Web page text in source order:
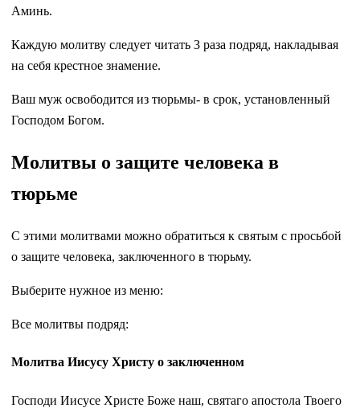
Аминь.
Каждую молитву следует читать 3 раза подряд, накладывая
на себя крестное знамение.
Ваш муж освободится из тюрьмы- в срок, установленный
Господом Богом.
Молитвы о защите человека в
тюрьме
С этими молитвами можно обратиться к святым с просьбой
о защите человека, заключенного в тюрьму.
Выберите нужное из меню:
Все молитвы подряд:
Молитва Иисусу Христу о заключенном
Господи Иисусе Христе Боже наш, святаго апостола Твоего